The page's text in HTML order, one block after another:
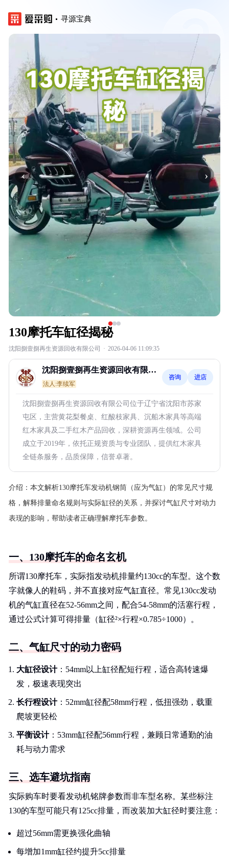
寻源宝典
‹ ›
130摩托车缸径揭秘
沈阳捌壹捌再生资源回收有限公司 · 2026-04-06 11:09:35
沈阳捌壹捌再生资源回收有限公
司
法人:李续军
咨询 进店
沈阳捌壹捌再生资源回收有限公司位于辽宁省沈阳市苏家
屯区，主营黄花梨餐桌、红酸枝家具、沉船木家具等高端
红木家具及二手红木产品回收，深耕资源再生领域。公司
成立于2019年，依托正规资质与专业团队，提供红木家具
全链条服务，品质保障，信誉卓著。
介绍： 本文解析130摩托车发动机钢筒（应为气缸）的常见尺寸规
格，解释排量命名规则与实际缸径的关系，并探讨气缸尺寸对动力
表现的影响，帮助读者正确理解摩托车参数。
一、130摩托车的命名玄机
所谓130摩托车，实际指发动机排量约130cc的车型。这个数
字就像人的鞋码，并不直接对应气缸直径。常见130cc发动
机的气缸直径在52-56mm之间，配合54-58mm的活塞行程，
通过公式计算可得排量（缸径²×行程×0.785÷1000）。
二、气缸尺寸的动力密码
大缸径设计：54mm以上缸径配短行程，适合高转速爆
发，极速表现突出
长行程设计：52mm缸径配58mm行程，低扭强劲，载重
爬坡更轻松
平衡设计：53mm缸径配56mm行程，兼顾日常通勤的油
耗与动力需求
三、选车避坑指南
实际购车时要看发动机铭牌参数而非车型名称。某些标注
130的车型可能只有125cc排量，而改装加大缸径时要注意：
超过56mm需更换强化曲轴
每增加1mm缸径约提升5cc排量